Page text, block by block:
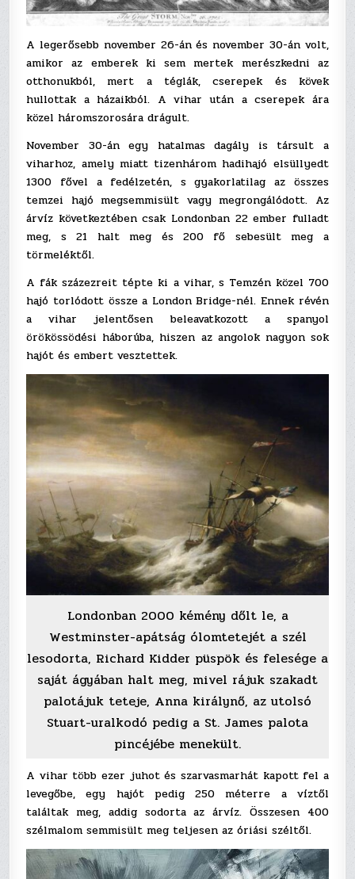
A legerősebb november 26-án és november 30-án volt,
amikor az emberek ki sem mertek merészkedni az
otthonukból, mert a téglák, cserepek és kövek
hullottak a házaikból. A vihar után a cserepek ára
közel háromszorosára drágult.
November 30-án egy hatalmas dagály is társult a
viharhoz, amely miatt tizenhárom hadihajó elsüllyedt
1300 fővel a fedélzetén, s gyakorlatilag az összes
temzei hajó megsemmisült vagy megrongálódott. Az
árvíz következtében csak Londonban 22 ember fulladt
meg, s 21 halt meg és 200 fő sebesült meg a
törmeléktől.
A fák százezreit tépte ki a vihar, s Temzén közel 700
hajó torlódott össze a London Bridge-nél. Ennek révén
a vihar jelentősen beleavatkozott a spanyol
örökössödési háborúba, hiszen az angolok nagyon sok
hajót és embert vesztettek.
Londonban 2000 kémény dőlt le, a
Westminster-apátság ólomtetejét a szél
lesodorta, Richard Kidder püspök és felesége a
saját ágyában halt meg, mivel rájuk szakadt
palotájuk teteje, Anna királynő, az utolsó
Stuart-uralkodó pedig a St. James palota
pincéjébe menekült.
A vihar több ezer juhot és szarvasmarhát kapott fel a
levegőbe, egy hajót pedig 250 méterre a víztől
találtak meg, addig sodorta az árvíz. Összesen 400
szélmalom semmisült meg teljesen az óriási széltől.